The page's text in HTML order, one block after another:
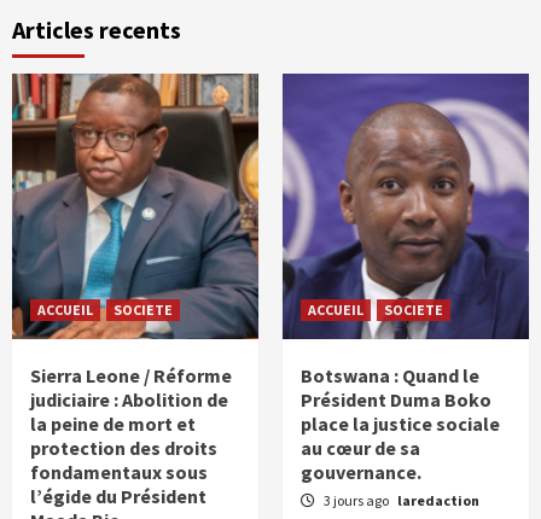
Articles recents
ACCUEIL SOCIETE
Sierra Leone / Réforme
judiciaire : Abolition de
la peine de mort et
protection des droits
fondamentaux sous
l’égide du Président
ACCUEIL SOCIETE
Botswana : Quand le
Président Duma Boko
place la justice sociale
au cœur de sa
gouvernance.
3 jours ago laredaction